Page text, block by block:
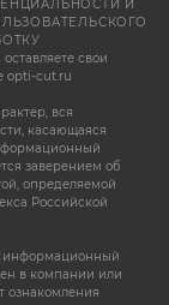
И
свои
opti-cut.ru
вся
касающаяся
заверением об
определяемой
Российской
информационный
в компании или
ознакомления